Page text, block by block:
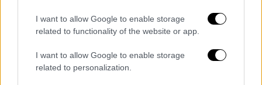
I want to allow Google to enable storage
related to functionality of the website or app.
I want to allow Google to enable storage
related to personalization.
αποδοχών, κάτι που έχει ήδη συμφωνηθεί με
τους εκπροσώπους των πληρωμάτων
καμπίνας.
Διαβάστε ακόμη